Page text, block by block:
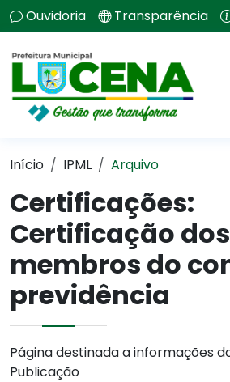
Ouvidoria Transparência
Início IPML Arquivo
Certificações:
Certificação dos
membros do
previdência
Página destinada a informações
Publicação